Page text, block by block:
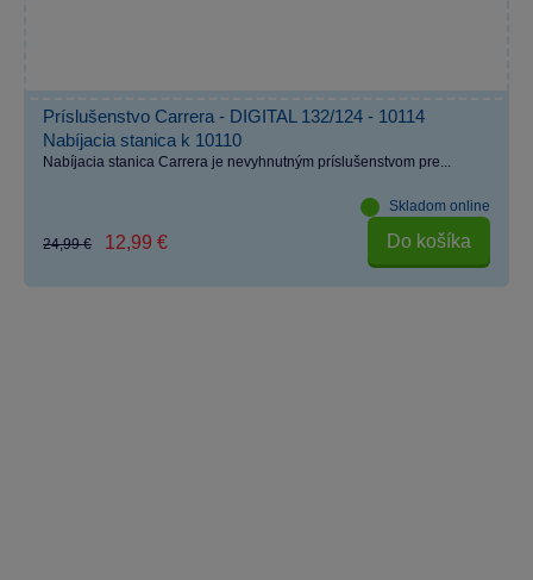
Príslušenstvo Carrera - DIGITAL 132/124 - 10114
Nabíjacia stanica k 10110
Nabíjacia stanica Carrera je nevyhnutným príslušenstvom pre...
Skladom online
24,99 € 12,99 € Do košíka